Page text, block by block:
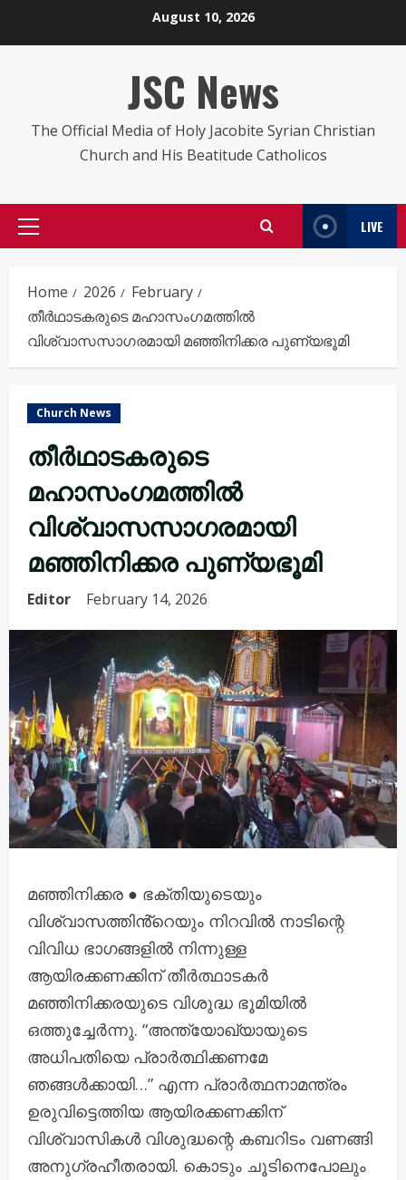
August 10, 2026
JSC News
The Official Media of Holy Jacobite Syrian Christian
Church and His Beatitude Catholicos
Primary
LIVE
Home 2026
February
തീർഥാടകരുടെ മഹാസംഗമത്തിൽ
വിശ്വാസസാഗരമായി മഞ്ഞിനിക്കര പുണ്യഭൂമി
Church News
തീർഥാടകരുടെ
മഹാസംഗമത്തിൽ
വിശ്വാസസാഗരമായി
മഞ്ഞിനിക്കര പുണ്യഭൂമി
Editor February 14, 2026
മഞ്ഞിനിക്കര ● ഭക്തിയുടെയും
വിശ്വാസത്തിൻ്റെയും നിറവിൽ നാടിന്റെ
വിവിധ ഭാഗങ്ങളിൽ നിന്നുള്ള
ആയിരക്കണക്കിന് തീർത്ഥാടകർ
മഞ്ഞിനിക്കരയുടെ വിശുദ്ധ ഭൂമിയിൽ
ഒത്തുച്ചേർന്നു. “അന്ത്യോഖ്യായുടെ
അധിപതിയെ പ്രാർത്ഥിക്കണമേ
ഞങ്ങൾക്കായി…” എന്ന പ്രാർത്ഥനാമന്ത്രം
ഉരുവിട്ടെത്തിയ ആയിരക്കണക്കിന്
വിശ്വാസികൾ വിശുദ്ധന്റെ കബറിടം വണങ്ങി
അനുഗ്രഹീതരായി. കൊടും ചൂടിനെപോലും